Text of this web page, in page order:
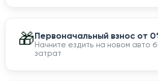
🎁Первоначальный взнос от
Начните ездить на новом авто
затрат